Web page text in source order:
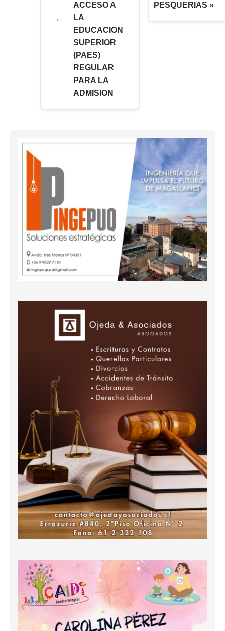
ACCESO A
LA
EDUCACION
SUPERIOR
(PAES)
REGULAR
PARA LA
ADMISION
PESQUERIAS »